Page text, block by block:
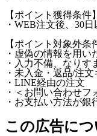
【ポイント獲得条件】
・WEB注文後、30
【ポイント対象外条
・虚偽の情報を用
・入力不備、なりす
・未入金・返品/注
・LINE経由の注文
・＜お問い合わせフ
・お支払い方法が
この広告に